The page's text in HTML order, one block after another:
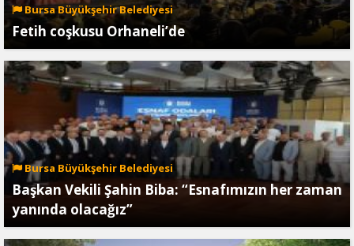
Bursa Büyükşehir Belediyesi
Fetih coşkusu Orhaneli’de
Bursa Büyükşehir Belediyesi
Başkan Vekili Şahin Biba: “Esnafımızın her zaman
yanında olacağız”